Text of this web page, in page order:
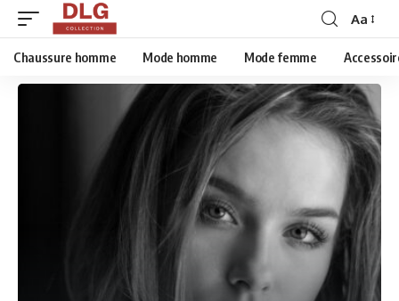
Aa
Chaussure homme Mode homme Mode femme